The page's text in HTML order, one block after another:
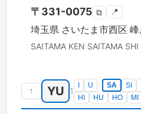
〒 331-0075 ⧉ 📍
埼玉県 さいたま市西区 峰
SAITAMA KEN SAITAMA
↑ YU 1
U SA SI
HI
HU HO MI